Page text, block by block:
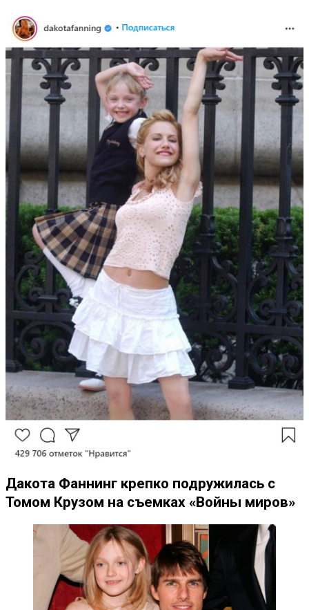
Дакота Фаннинг крепко подружилась с
Томом Крузом на съемках «Войны миров»